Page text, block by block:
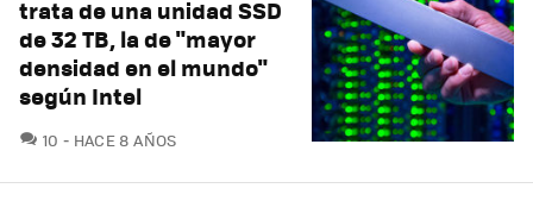
trata de una unidad SSD
de 32 TB, la de "mayor
densidad en el mundo"
según Intel
10 COMENTARIOS
HACE 8 AÑOS